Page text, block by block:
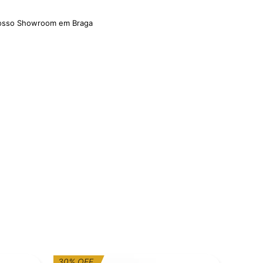
Showroom em Braga
O
O